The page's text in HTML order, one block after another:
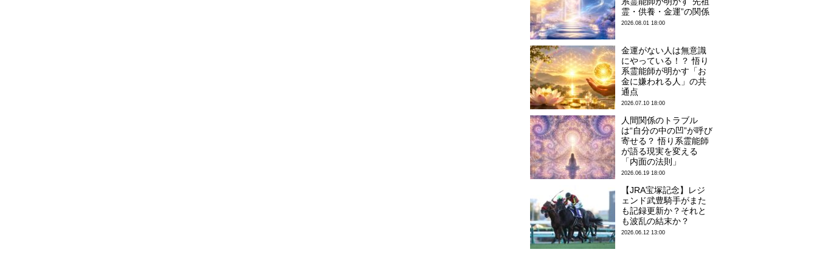
霊・供養・金運”の関係
2026.08.01 18:00
金運がない人は無意識
にやっている！？ 悟り
系霊能師が明かす「お
金に嫌われる人」の共
通点
2026.07.10 18:00
人間関係のトラブル
は“自分の中の凹”が呼び
寄せる？ 悟り系霊能師
が語る現実を変える
「内面の法則」
2026.06.19 18:00
【JRA宝塚記念】レジ
ェンド武豊騎手がまた
も記録更新か？それと
も波乱の結末か？
2026.06.12 13:00